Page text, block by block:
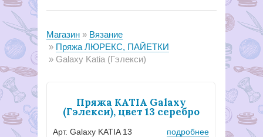
Магазин
Вязание
Пряжа ЛЮРЕКС, ПАЙЕТКИ
Galaxy Katia (Гэлекси)
Пряжа KATIA Galaxy
(Гэлекси), цвет 13 серебро
Арт. Galaxy KATIA 13 подробнее